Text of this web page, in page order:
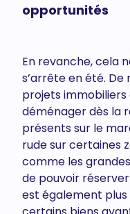
opportunités
En revanche, cela
s’arrête en été.
projets
déménager dès la
présents sur le
rude sur certaines
comme les
de pouvoir
est également